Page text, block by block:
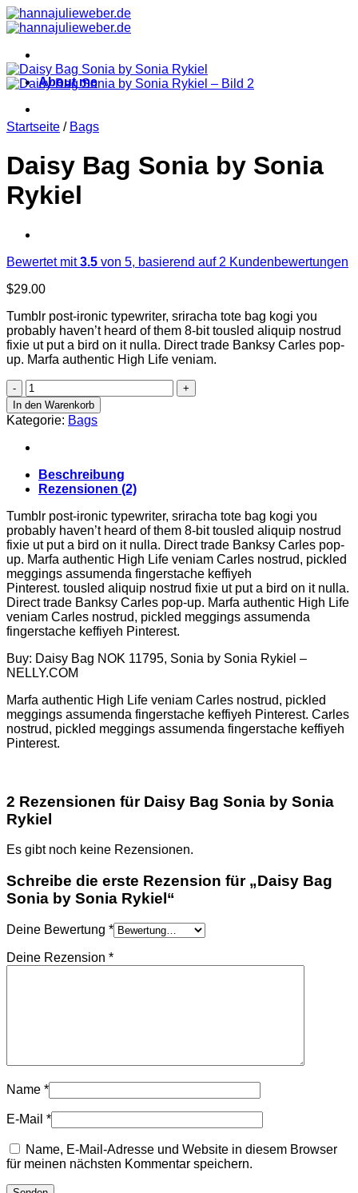
Zum
Inhalt
About me
Startseite / Bags
Daisy Bag Sonia by Sonia
Rykiel
Bewertet mit3.5 von 5, basierend auf 2 Kundenbewertungen
$29.00
Tumblr post-ironic typewriter, sriracha tote bag kogi you
probably haven’t heard of them 8-bit tousled aliquip nostrud
fixie ut put a bird on it nulla. Direct trade Banksy Carles pop-
up. Marfa authentic High Life veniam.
Daisy
Bag
Sonia
by
Sonia
Menge
In den Warenkorb
Kategorie: Bags
Beschreibung
Rezensionen (2)
Tumblr post-ironic typewriter, sriracha tote bag kogi you
probably haven’t heard of them 8-bit tousled aliquip nostrud
fixie ut put a bird on it nulla. Direct trade Banksy Carles pop-
up. Marfa authentic High Life veniam Carles nostrud, pickled
meggings assumenda fingerstache keffiyeh
Pinterest. tousled aliquip nostrud fixie ut put a bird on it nulla.
Direct trade Banksy Carles pop-up. Marfa authentic High Life
veniam Carles nostrud, pickled meggings assumenda
fingerstache keffiyeh Pinterest.
Buy: Daisy Bag NOK 11795, Sonia by Sonia Rykiel –
NELLY.COM
Marfa authentic High Life veniam Carles nostrud, pickled
meggings assumenda fingerstache keffiyeh Pinterest. Carles
nostrud, pickled meggings assumenda fingerstache keffiyeh
Pinterest.
2 Rezensionen für Daisy Bag Sonia by Sonia
Rykiel
Es gibt noch keine Rezensionen.
Schreibe die erste Rezension für „Daisy Bag
Sonia by Sonia Rykiel“
Deine Bewertung *
Deine Rezension *
Name *
E-Mail *
Name, E-Mail-Adresse und Website in diesem Browser
für meinen nächsten Kommentar speichern.